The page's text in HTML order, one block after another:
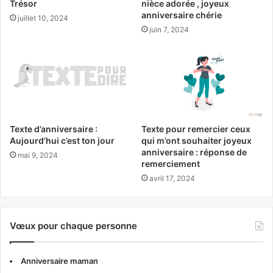
Trésor
juillet 10, 2024
nièce adorée , joyeux
anniversaire chérie
juin 7, 2024
Texte d’anniversaire :
Aujourd’hui c’est ton jour
mai 9, 2024
Texte pour remercier ceux
qui m’ont souhaiter joyeux
anniversaire : réponse de
remerciement
avril 17, 2024
Vœux pour chaque personne
Anniversaire maman